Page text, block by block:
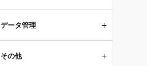
データ管理
その他